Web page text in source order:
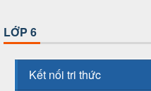
LỚP 6
Kết nối tri thức